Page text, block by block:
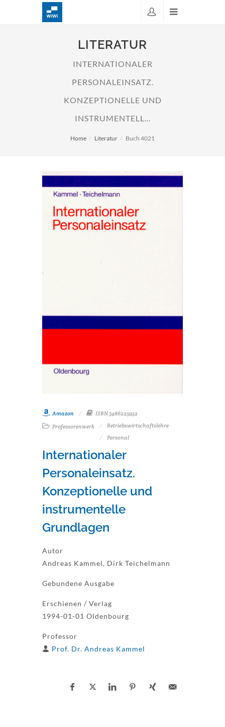
LITERATUR
INTERNATIONALER
PERSONALEINSATZ.
KONZEPTIONELLE UND
INSTRUMENTELL...
Home Literatur Buch 4021
Amazon
ISBN 3486225952
Professorenwerk
Betriebswirtschaftslehre
Personal
Internationaler
Personaleinsatz.
Konzeptionelle und
instrumentelle
Grundlagen
Autor
Andreas Kammel, Dirk Teichelmann
Gebundene Ausgabe
Erschienen / Verlag
1994-01-01 Oldenbourg
Professor
Prof. Dr. Andreas Kammel